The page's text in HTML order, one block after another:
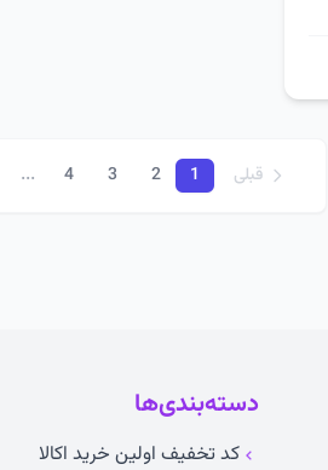
قبلی 1
2
3
4
...
دسته‌بندی‌ها
کد تخفیف اولین خرید اکالا